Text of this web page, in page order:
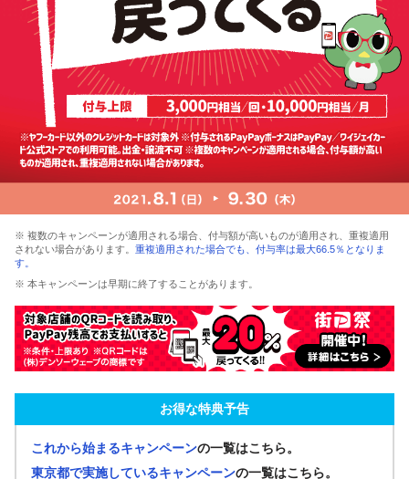
※ 複数のキャンペーンが適用される場合、付与額が高いものが適用され、重複適用
されない場合があります。 重複適用された場合でも、付与率は最大66.5％となりま
す。
※ 本キャンペーンは早期に終了することがあります。
お得な特典予告
これから始まるキャンペーンの一覧はこちら。
東京都で実施しているキャンペーンの一覧はこちら。